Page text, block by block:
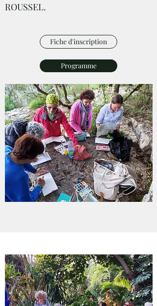
ROUSSEL.
Fiche d'inscription
Programme